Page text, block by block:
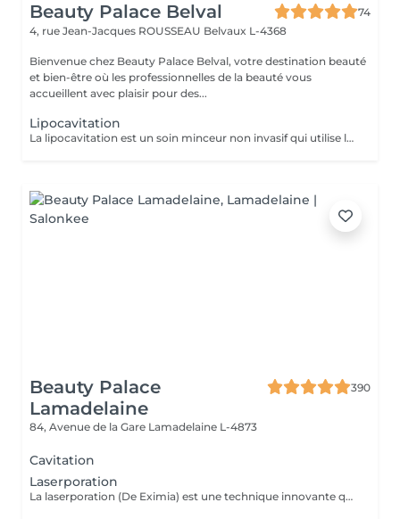
Beauty Palace Belval
74
4, rue Jean-Jacques ROUSSEAU Belvaux L-4368
Bienvenue chez Beauty Palace Belval, votre destination beauté
et bien-être où les professionnelles de la beauté vous
accueillent avec plaisir pour des...
Lipocavitation
La lipocavitation est un soin minceur non invasif qui utilise les Ultrasons pour cibler les cellules graisseuses localisées. Les ondes créent de petites bulles qui désagrègent la membrane des adipocytes (cellules graisseuses). La graisse libérée est ensuite naturellement éliminée par le système lymphatique et urinaire. objectifs: affiner la silhouette, réduire l'aspect de la cellulite, lisser la peau et perdre quelques centimètres sur les zones ciblées (ventres, cuisses, hanches, bras...) Recommandations: boire beaucoup d'eau avant et après la séance pour faciliter l'élimination, et idéalement combiner le soin avec une bonne hygiène de vie (alimentation équilibrée et activité physique).
Beauty Palace
Lamadelaine
390
84, Avenue de la Gare Lamadelaine L-4873
Cavitation
Laserporation
La laserporation (De Eximia) est une technique innovante qui utilise un laser pour créer des micro-perforations dans la peau, permettant une pénétration optimale des actifs cosmétiques sans endommager la graisse sous-jacente. Ce traitement est conçu pour être confortable et indolore, favorisant l'hydratation et la régénération de la peau tout en stimulant le renouvellement cellulaire. Les sérums et nutriments pénètrent ainsi plus efficacement, contribuant à une peau plus lumineuse, plus ferme et visiblement rajeunie, sans inconfort ni douleur.